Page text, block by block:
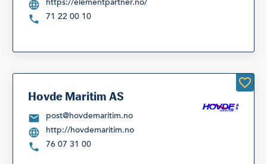
https://elementpartner.no/
71 22 00 10
Hovde Maritim AS
post@hovdemaritim.no
http://hovdemaritim.no
76 07 31 00